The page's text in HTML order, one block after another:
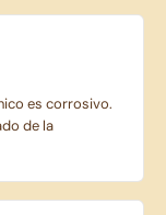
es corrosivo.
de la